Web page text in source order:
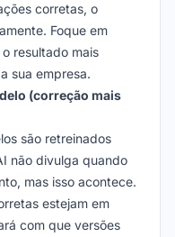
corretas, o
Foque em
resultado mais
sua empresa.
(correção mais
são retreinados
não divulga quando
mas isso acontece.
estejam em
com que versões